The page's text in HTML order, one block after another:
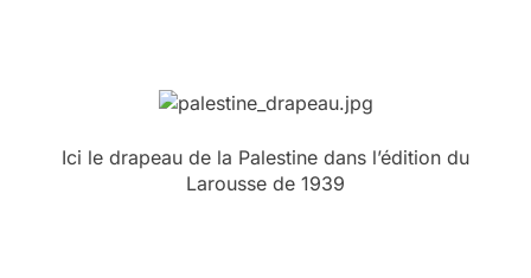
Ici le drapeau de la Palestine dans l’édition du
Larousse de 1939